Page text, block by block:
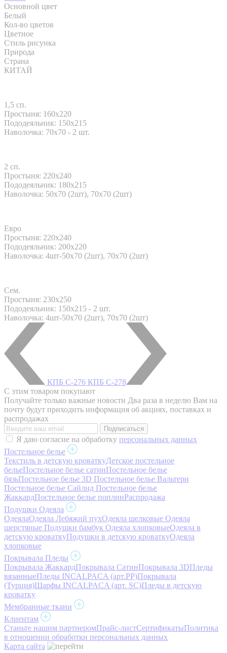
Основной цвет
Белый
Кол-во цветов
Цветное
Стиль рисунка
Природа
Страна
КИТАЙ
1,5 сп.
Простыня: 160x220
Пододеяльник: 150x215
Наволочка: 70x70 - 2 шт.
2 сп.
Простыня: 220x240
Пододеяльник: 180x215
Наволочка: 50х70 (2шт), 70х70 (2шт)
Евро
Простыня: 220x240
Пододеяльник: 200x220
Наволочка: 4шт-50х70 (2шт), 70х70 (2шт)
Сем.
Простыня: 230x250
Пододеяльник: 150x215 - 2 шт.
Наволочка: 4шт-50х70 (2шт), 70х70 (2шт)
КПБ С-276 КПБ С-278
С этим товаром покупают
Получайте только важные новости Два раза в неделю Вам на
почту будут приходить информация об акциях, поставках и
распродажах
Я даю согласие на обработку персональных данных
Постельное белье
Текстиль в детскую кроваткуДетское постельное
бельеПостельное белье сатинПостельное белье
бязьПостельное белье 3D Постельное белье Вальтери
Постельное белье Сайлид Постельное белье
ЖаккардПостельное белье поплинРаспродажа
Подушки Одеяла
ОдеялаОдеяла Лебяжий пухОдеяла шелковые Одеяла
шерстяные Подушки бамбук Одеяла хлопковыеОдеяла в
детскую кроваткуПодушки в детскую кроваткуОдеяла
хлопковые
Покрывала Пледы
Покрывала ЖаккардПокрывала СатинПокрывала 3DПледы
вязанныеПледы INCALPACA (арт.PP)Покрывала
(Турция)Шарфы INCALPACA (арт. SC)Пледы в детскую
кроватку
Мембранные ткани
Клиентам
Станьте нашим партнеромПрайс-листСертификатыПолитика
в отношении обработки персональных данных
Карта сайта